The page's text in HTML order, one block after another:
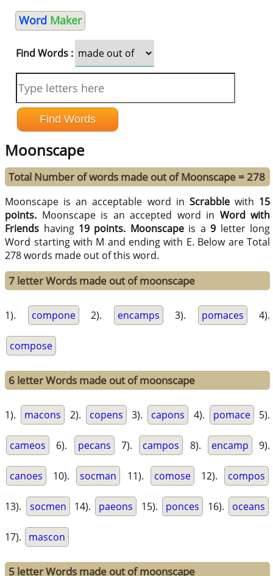
Word Maker
Find Words :
Moonscape
Total Number of words made out of Moonscape = 278
Moonscape is an acceptable word in Scrabblewith 15
points. Moonscape is an accepted word in Word with
Friends having 19 points. Moonscapeis a9 letter long
Word starting with M and ending with E. Below are Total
278 words made out of this word.
7 letter Words made out of moonscape
1). compone 2). encamps 3). pomaces 4).
compose
6 letter Words made out of moonscape
1). macons 2). copens 3). capons 4). pomace 5).
cameos 6). pecans 7). campos 8). encamp 9).
canoes 10). socman 11). comose 12). compos
13). socmen 14). paeons 15). ponces 16). oceans
17). mascon
5 letter Words made out of moonscape